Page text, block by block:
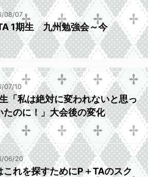
08/07
1期生 九州勉強会～今
07/10
「私は絶対に変われないと思っ
たのに！」大会後の変化
06/20
これを探すためにP＋TAのスク